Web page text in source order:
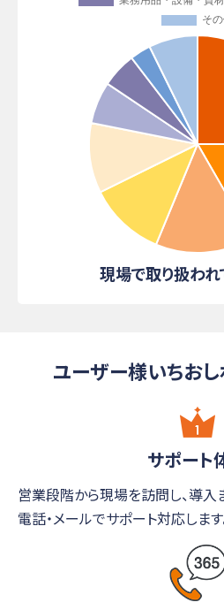
現場で取り扱わ
ユーザー様いちおし
サポート
営業段階から現場を訪問し、導入
電話・メールでサポート対応します